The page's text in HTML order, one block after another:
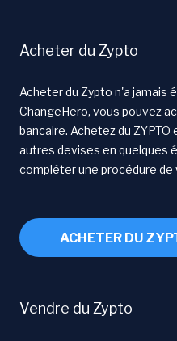
Acheter du Zypto
Acheter du Zypto n'a jamais
ChangeHero, vous pouvez
bancaire. Achetez du ZYPTO
autres devises en quelques
compléter une procédure
ACHETER DU
Vendre du Zypto